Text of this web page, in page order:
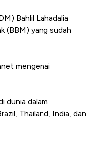
Bahlil Lahadalia
(BBM) yang sudah
mengenai
dunia dalam
Thailand, India, dan